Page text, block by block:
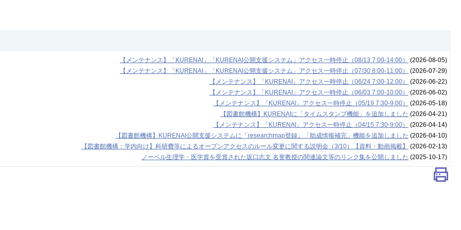
【メンテナンス】「KURENAI」「KURENAI公開支援システム」アクセス一時停止（08/13 7:00-14:00）
(2026-08-05)
【メンテナンス】「KURENAI」「KURENAI公開支援システム」アクセス一時停止（07/30 8:00-11:00）
(2026-07-29)
【メンテナンス】「KURENAI」アクセス一時停止（06/24 7:00-12:00）
(2026-06-22)
【メンテナンス】「KURENAI」アクセス一時停止（06/03 7:00-10:00）
(2026-06-02)
【メンテナンス】「KURENAI」アクセス一時停止（05/19 7:30-9:00）
(2026-05-18)
【図書館機構】KURENAIに「タイムスタンプ機能」を追加しました (2026-04-21)
【メンテナンス】「KURENAI」アクセス一時停止（04/15 7:30-9:00）
(2026-04-14)
【図書館機構】KURENAI公開支援システムに「researchmap登録」「助成情報補完」機能を追加しました (2026-04-10)
【図書館機構：学内向け】科研費等によるオープンアクセスのルール変更に関する説明会（3/10）【資料・動画掲載】
(2026-02-13)
ノーベル生理学・医学賞を受賞された坂口志文 名誉教授の関連論文等のリンク集を公開しました (2025-10-17)